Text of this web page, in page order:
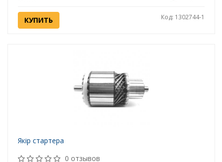
КУПИТЬ Код: 1302744-1
Якір стартера
0 отзывов